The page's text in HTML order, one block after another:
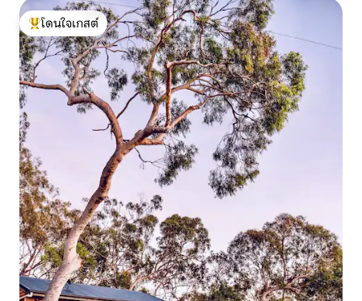
โดนใจเกสต์ที่สุด
โดนใจเกสต์